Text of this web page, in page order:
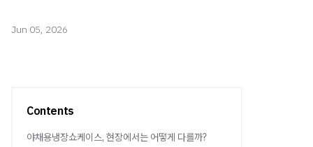
Jun 05, 2026
Contents
야채용냉장쇼케이스, 현장에서는 어떻게 다를까?